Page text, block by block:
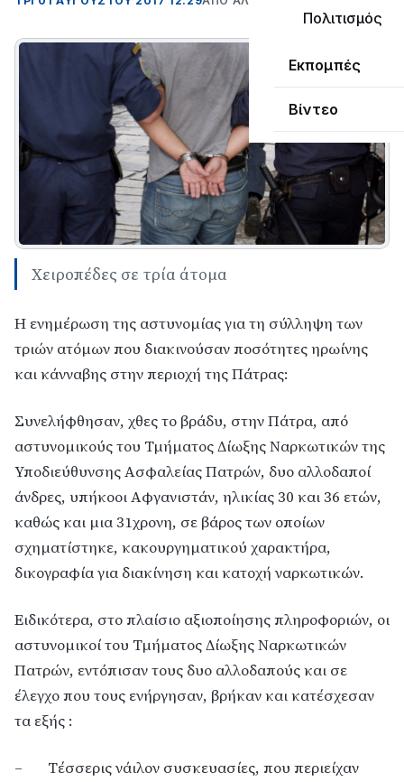
Πολιτισμός
Εκπομπές
Βίντεο
Χειροπέδες σε τρία άτομα
Η ενημέρωση της αστυνομίας για τη σύλληψη των
τριών ατόμων που διακινούσαν ποσότητες ηρωίνης
και κάνναβης στην περιοχή της Πάτρας:
Συνελήφθησαν, χθες το βράδυ, στην Πάτρα, από
αστυνομικούς του Τμήματος Δίωξης Ναρκωτικών της
Υποδιεύθυνσης Ασφαλείας Πατρών, δυο αλλοδαποί
άνδρες, υπήκοοι Αφγανιστάν, ηλικίας 30 και 36 ετών,
καθώς και μια 31χρονη, σε βάρος των οποίων
σχηματίστηκε, κακουργηματικού χαρακτήρα,
δικογραφία για διακίνηση και κατοχή ναρκωτικών.
Ειδικότερα, στο πλαίσιο αξιοποίησης πληροφοριών, οι
αστυνομικοί του Τμήματος Δίωξης Ναρκωτικών
Πατρών, εντόπισαν τους δυο αλλοδαπούς και σε
έλεγχο που τους ενήργησαν, βρήκαν και κατέσχεσαν
τα εξής :
– Τέσσερις νάιλον συσκευασίες, που περιείχαν